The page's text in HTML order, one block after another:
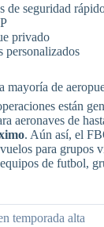
de seguridad
privado
personalizados
mayoría de
están
aeronaves de
. Aún así, el
para grupos
equipos de futbol,
temporada alta